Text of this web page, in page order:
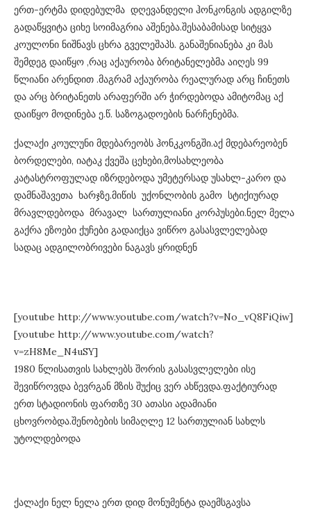
ერთ-ერტმა დიდებულმა დღევანდელი ჰონკონგის ადგილზე
გადაწყვიტა ციხე სოიმაგრია აშენება.შესაბამისად სიტყვა
კოულონი ნიშნავს ცხრა გველეშაპს. განაშენიანება კი მას
შემდეგ დაიწყო ,რაც აქაურობა ბრიტანელებმა აიღეს 99
წლიანი არენდით .მაგრამ აქაურობა რეალურად არც ჩინეთს
და არც ბრიტანეთს არაფერში არ ჭირდებოდა ამიტომაც აქ
დაიწყო მოდინება ე.წ. საზოგადოების ნარჩენებმა.
ქალაქი კოულუნი მდებარეობს ჰონკკონგში.აქ მდებარეობენ
ბორდელები, იატაკ ქვეშა ცეხები,მოსახლეობა
კატასტროფულად იზრდებოდა უმეტერსად უსახლ-კარო და
დამნაშავეთა ხარჯზე.მიწის უქონლობის გამო სტიქიურად
მრავლდებოდა მრავალ სართულიანი კორპუსები.ნელ მელა
გაქრა ეზოები ქუჩები გადაიქცა ვიწრო გასასვლელებად
სადაც ადგილობრივები ნაგავს ყრიდნენ
[youtube http://www.youtube.com/watch?v=No_vQ8FiQiw]
[youtube http://www.youtube.com/watch?
v=zH8Me_N4uSY]
1980 წლისათვის სახლებს შორის გასასვლელები ისე
შევიწროვდა ბევრგან მზის შუქიც ვერ ახწევდა.ფაქტიურად
ერთ სტადიონის ფართზე 30 ათასი ადამიანი
ცხოვრობდა.შენობების სიმაღლე 12 სართულიან სახლს
უტოლდებოდა
ქალაქი ნელ ნელა ერთ დიდ მონუმენტა დაემსგავსა